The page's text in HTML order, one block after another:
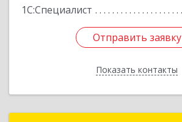
1С:Специалист
Отправить заявку
Показать контакты
Отправить заявку
Назад